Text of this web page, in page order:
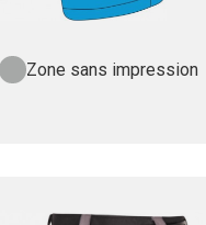
Zone sans impression